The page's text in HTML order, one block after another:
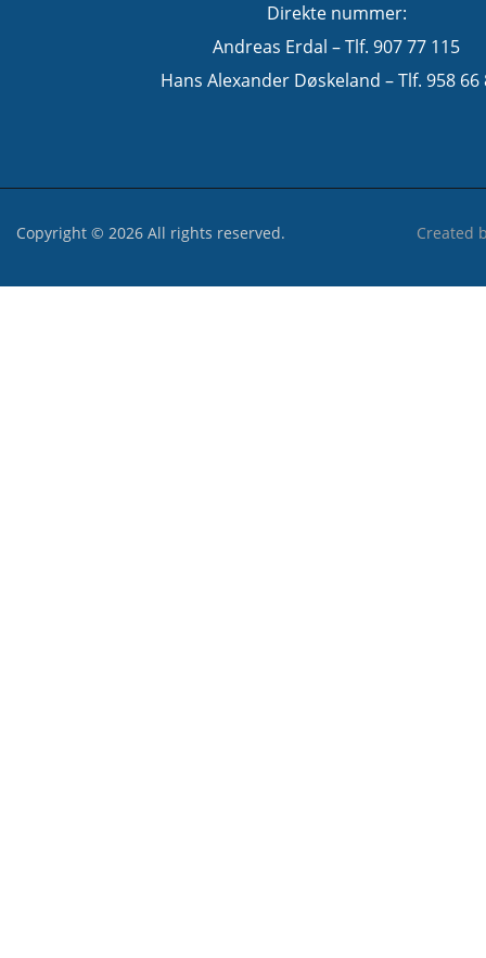
Direkte nummer:
Andreas Erdal – Tlf. 907 77 115
Hans Alexander Døskeland – Tlf. 958 66
Copyright © 2026 All rights reserved. Created